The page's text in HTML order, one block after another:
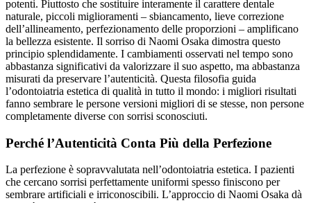
potenti. Piuttosto che sostituire interamente il carattere dentale
naturale, piccoli miglioramenti – sbiancamento, lieve correzione
dell’allineamento, perfezionamento delle proporzioni – amplificano
la bellezza esistente. Il sorriso di Naomi Osaka dimostra questo
principio splendidamente. I cambiamenti osservati nel tempo sono
abbastanza significativi da valorizzare il suo aspetto, ma abbastanza
misurati da preservare l’autenticità. Questa filosofia guida
l’odontoiatria estetica di qualità in tutto il mondo: i migliori risultati
fanno sembrare le persone versioni migliori di se stesse, non persone
completamente diverse con sorrisi sconosciuti.
Perché l’Autenticità Conta Più della Perfezione
La perfezione è sopravvalutata nell’odontoiatria estetica. I pazienti
che cercano sorrisi perfettamente uniformi spesso finiscono per
sembrare artificiali e irriconoscibili. L’approccio di Naomi Osaka dà